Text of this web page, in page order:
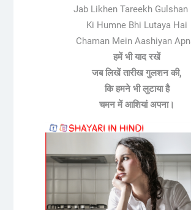
Jab Likhen Tareekh Gulshan
Ki Humne Bhi Lutaya Hai
Chaman Mein Aashiyan
हमें भी याद रखें
जब लिखें तारीख गुलशन की,
कि हमने भी लुटाया है
चमन में आशियां अपना।